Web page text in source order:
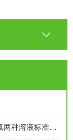
本司推出环境领域模拟游离余氯和总余氯两种溶液标准物质